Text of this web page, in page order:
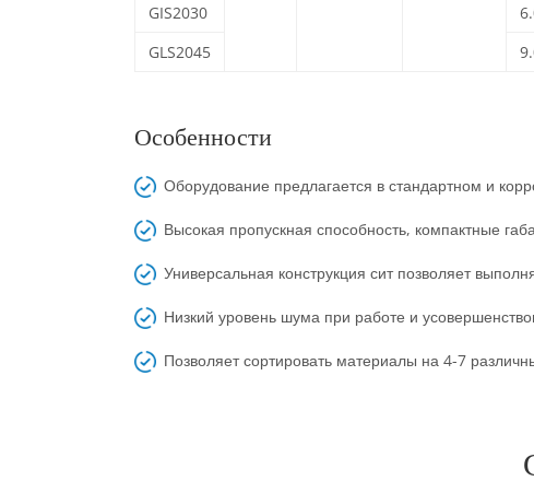
GIS2030
GLS2045
Особенности
Оборудование предлагается в стандартном и
Высокая пропускная способность, компактные
Универсальная конструкция сит позволяет
Низкий уровень шума при работе и
Позволяет сортировать материалы на 4-7